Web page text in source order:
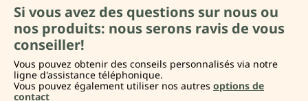
Si vous avez des questions sur nous ou
nos produits: nous serons ravis de vous
conseiller!
Vous pouvez obtenir des conseils personnalisés via notre
ligne d'assistance téléphonique.
Vous pouvez également utiliser nos autres options de
contact